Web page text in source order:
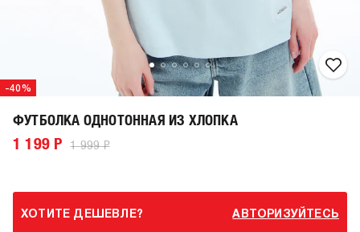
-40%
ФУТБОЛКА ОДНОТОННАЯ ИЗ ХЛОПКА
1 199 Р 1 999 Р
ХОТИТЕ ДЕШЕВЛЕ? АВТОРИЗУЙТЕСЬ